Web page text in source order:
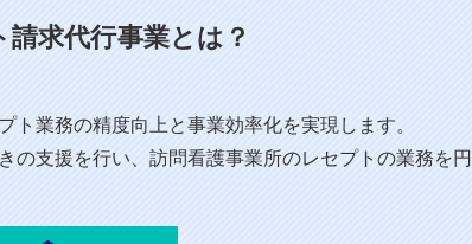
求代行事業とは？
業務の精度向上と事業効率化を実現します。
の支援を行い、訪問看護事業所のレセプトの業務を円